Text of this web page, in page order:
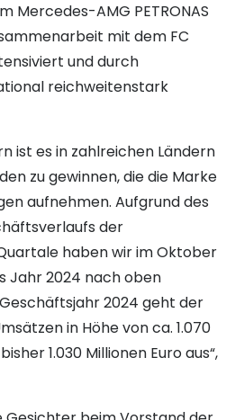
Mercedes-AMG PETRONAS
mit dem FC
und durch
reichweitenstark
ist es in zahlreichen Ländern
zu gewinnen, die die Marke
aufnehmen. Aufgrund des
der
haben wir im Oktober
Jahr 2024 nach oben
2024 geht der
in Höhe von ca. 1.070
1.030 Millionen Euro aus“,